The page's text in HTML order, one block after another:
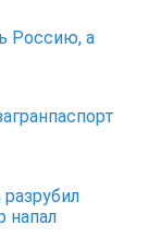
Россию, а
напал